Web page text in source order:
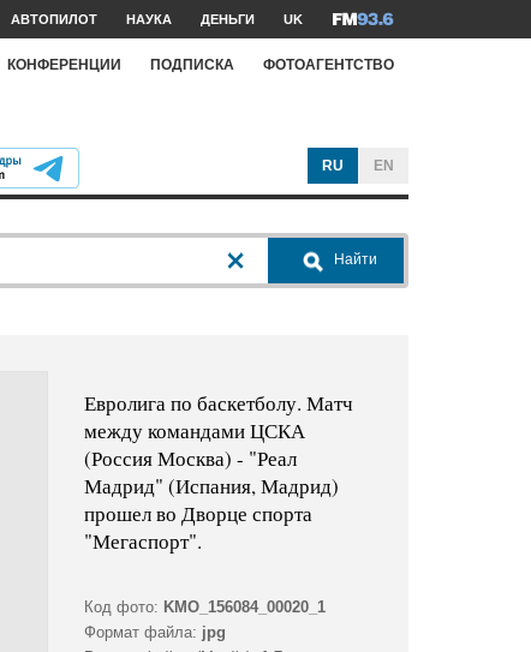
АВТОПИЛОТ НАУКА ДЕНЬГИ UK
КОНФЕРЕНЦИИ ПОДПИСКА ФОТОАГЕНТСТВО
RU EN
Найти
Евролига по баскетболу. Матч
между командами ЦСКА
(Россия Москва) - "Реал
Мадрид" (Испания, Мадрид)
прошел во Дворце спорта
"Мегаспорт".
Код фото: KMO_156084_00020_1
Формат файла: jpg